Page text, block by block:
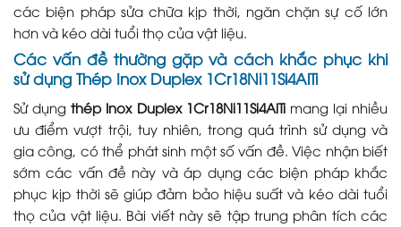
các biện pháp sửa chữa kịp thời, ngăn chặn sự cố lớn
hơn và kéo dài tuổi thọ của vật liệu.
Các vấn đề thường gặp và cách khắc phục khi
sử dụng Thép Inox Duplex 1Cr18Ni11Si4AlTi
Sử dụngthép Inox Duplex 1Cr18Ni11Si4AlTimang lại nhiều
ưu điểm vượt trội, tuy nhiên, trong quá trình sử dụng và
gia công, có thể phát sinh một số vấn đề. Việc nhận biết
sớm các vấn đề này và áp dụng các biện pháp khắc
phục kịp thời sẽ giúp đảm bảo hiệu suất và kéo dài tuổi
thọ của vật liệu. Bài viết này sẽ tập trung phân tích các